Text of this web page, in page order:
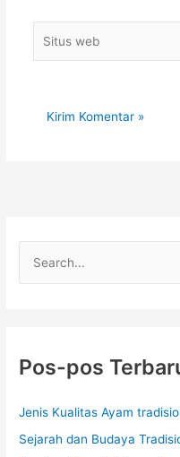
web
n
u
k
Pos-pos
Jenis Kualitas Ayam
Sejarah dan Budaya